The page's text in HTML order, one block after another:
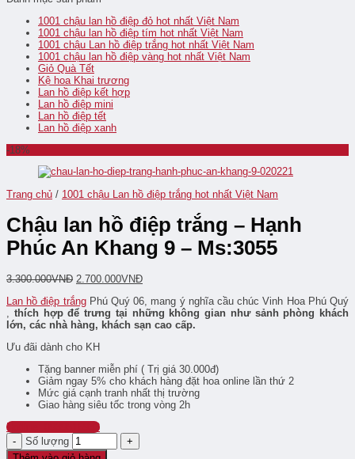
1001 chậu lan hồ điệp đỏ hot nhất Việt Nam
1001 chậu lan hồ điệp tím hot nhất Việt Nam
1001 chậu Lan hồ điệp trắng hot nhất Việt Nam
1001 chậu lan hồ điệp vàng hot nhất Việt Nam
Giỏ Quà Tết
Kệ hoa Khai trương
Lan hồ điệp kết hợp
Lan hồ điệp mini
Lan hồ điệp tết
Lan hồ điệp xanh
-18%
Trang chủ / 1001 chậu Lan hồ điệp trắng hot nhất Việt Nam
Chậu lan hồ điệp trắng – Hạnh
Phúc An Khang 9 – Ms:3055
3.300.000VNĐ 2.700.000VNĐ
Lan hồ điệp trắngPhú Quý 06, mang ý nghĩa cầu chúc Vinh Hoa Phú Quý
, thích hợp để trưng tại những không gian như sảnh phòng khách
lớn, các nhà hàng, khách sạn cao cấp.
Ưu đãi dành cho KH
Tặng banner miễn phí ( Trị giá 30.000đ)
Giảm ngay 5% cho khách hàng đặt hoa online lần thứ 2
Mức giá cạnh tranh nhất thị trường
Giao hàng siêu tốc trong vòng 2h
Hotline: 0939516933
Số lượng